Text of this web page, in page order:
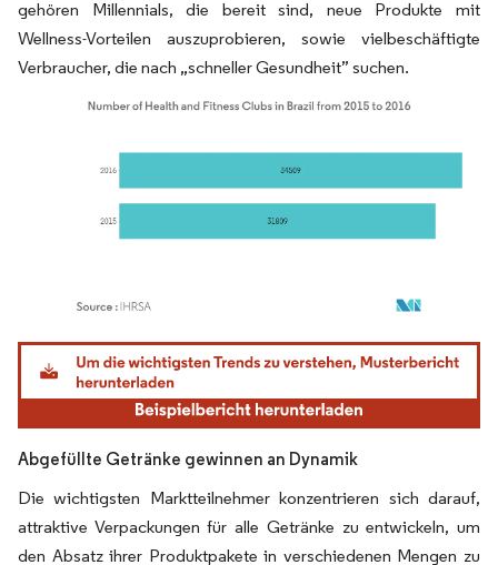
gehören Millennials, die bereit sind, neue Produkte mit
Wellness-Vorteilen auszuprobieren, sowie vielbeschäftigte
Verbraucher, die nach „schneller Gesundheit” suchen.
Bild © Mordor Intelligence. Wiederverwendung erfordert Namensnennung gemäß
Abgefüllte Getränke gewinnen an Dynamik
Die wichtigsten Marktteilnehmer konzentrieren sich darauf,
attraktive Verpackungen für alle Getränke zu entwickeln, um
den Absatz ihrer Produktpakete in verschiedenen Mengen zu